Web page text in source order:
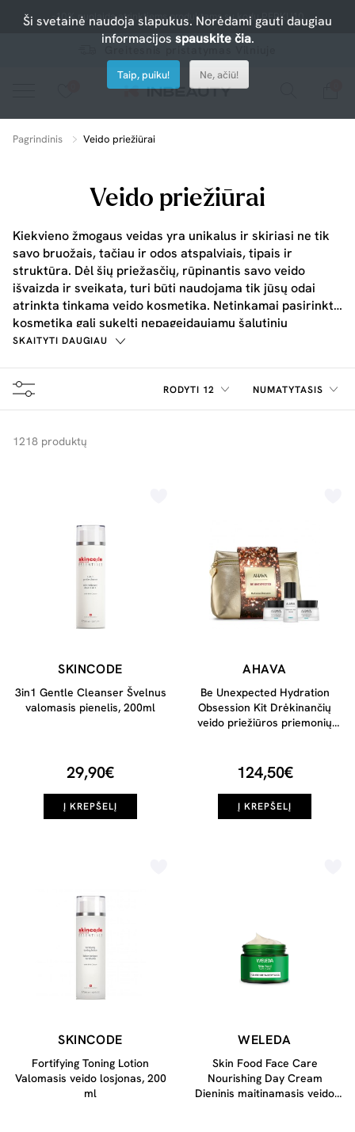
-10% nuolaida atrinktiems produktams su kodu PERKU10
Greitesnis pristatymas Vilniuje
Pagrindinis Veido priežiūrai
Veido priežiūrai
Kiekvieno žmogaus veidas yra unikalus ir skiriasi ne tik
savo bruožais, tačiau ir odos atspalviais, tipais ir
struktūra. Dėl šių priežasčių, rūpinantis savo veido
išvaizda ir sveikata, turi būti naudojama tik jūsų odai
atrinkta tinkama veido kosmetika. Netinkamai pasirinkta
kosmetika gali sukelti nepageidaujamų šalutinių
reiškinių, tokių kaip veido bėrimai, paraudimai, odos
SKAITYTI DAUGIAU
RODYTI 12 NUMATYTASIS
1218 produktų
SKINCODE
3in1 Gentle Cleanser Švelnus
valomasis pienelis, 200ml
29,90€
Į KREPŠELĮ
AHAVA
Be Unexpected Hydration
Obsession Kit Drėkinančių
veido priežiūros priemonių
124,50€
Į KREPŠELĮ
SKINCODE
Fortifying Toning Lotion
Valomasis veido losjonas, 200
ml
WELEDA
Skin Food Face Care
Nourishing Day Cream
Dieninis maitinamasis veido
Ši svetainė naudoja slapukus. Norėdami gauti daugiau
informacijos spauskite čia.
Taip, puiku! Ne, ačiū!